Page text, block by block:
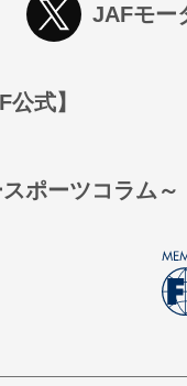
JAFモー
式】
ポーツコラム～